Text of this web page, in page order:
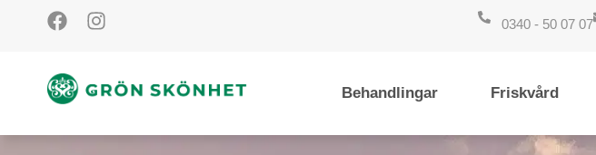
0340 - 50 07 07
Behandlingar Friskvård